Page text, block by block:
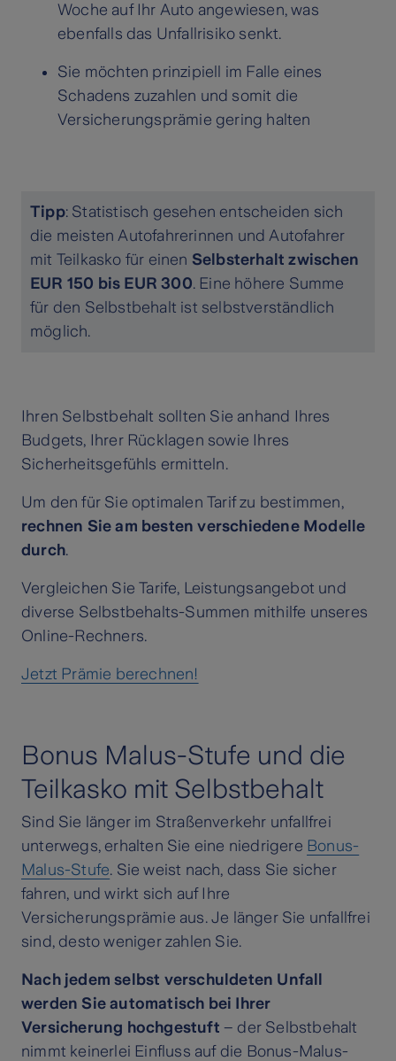
Woche auf Ihr Auto angewiesen, was
ebenfalls das Unfallrisiko senkt.
Sie möchten prinzipiell im Falle eines
Schadens zuzahlen und somit die
Versicherungsprämie gering halten
Tipp: Statistisch gesehen entscheiden sich
die meisten Autofahrerinnen und Autofahrer
mit Teilkasko für einen Selbsterhalt zwischen
EUR 150 bis EUR 300. Eine höhere Summe
für den Selbstbehalt ist selbstverständlich
möglich.
Ihren Selbstbehalt sollten Sie anhand Ihres
Budgets, Ihrer Rücklagen sowie Ihres
Sicherheitsgefühls ermitteln.
Um den für Sie optimalen Tarif zu bestimmen,
rechnen Sie am besten verschiedene Modelle
durch.
Vergleichen Sie Tarife, Leistungsangebot und
diverse Selbstbehalts-Summen mithilfe unseres
Online-Rechners.
Jetzt Prämie berechnen!
Bonus Malus-Stufe und die
Teilkasko mit Selbstbehalt
Sind Sie länger im Straßenverkehr unfallfrei
unterwegs, erhalten Sie eine niedrigere Bonus-
Malus-Stufe. Sie weist nach, dass Sie sicher
fahren, und wirkt sich auf Ihre
Versicherungsprämie aus. Je länger Sie unfallfrei
sind, desto weniger zahlen Sie.
Nach jedem selbst verschuldeten Unfall
werden Sie automatisch bei Ihrer
Versicherung hochgestuft – der Selbstbehalt
nimmt keinerlei Einfluss auf die Bonus-Malus-